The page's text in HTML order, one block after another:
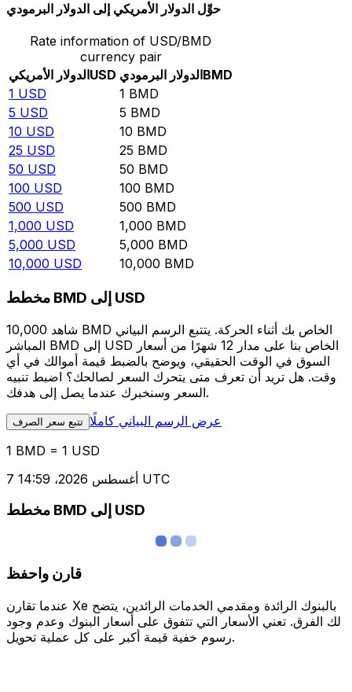
حوِّل الدولار الأمريكي إلى الدولار البرمودي
Rate information of USD/BMD
currency pair
الدولار الأمريكيUSD الدولار البرموديBMD
1 USD 1 BMD
5 USD 5 BMD
10 USD 10 BMD
25 USD 25 BMD
50 USD 50 BMD
100 USD 100 BMD
500 USD 500 BMD
1,000 USD 1,000 BMD
5,000 USD 5,000 BMD
10,000 USD 10,000 BMD
مخطط BMD إلى USD
شاهد 10,000 BMD الخاص بك أثناء الحركة. يتتبع الرسم البياني
المباشر BMD إلى USD الخاص بنا على مدار 12 شهرًا من أسعار
السوق في الوقت الحقيقي، ويوضح بالضبط قيمة أموالك في أي
وقت. هل تريد أن تعرف متى يتحرك السعر لصالحك؟ اضبط تنبيه
السعر وسنخبرك عندما يصل إلى هدفك.
تتبع سعر الصرف عرض الرسم البياني كاملًا
1 BMD = 1 USD
7 أغسطس 2026، 14:59 UTC
مخطط BMD إلى USD
قارن واحفظ
عندما تقارن Xe بالبنوك الرائدة ومقدمي الخدمات الرائدين، يتضح
لك الفرق. تعني الأسعار التي تتفوق على أسعار البنوك وعدم وجود
رسوم خفية قيمة أكبر على كل عملية تحويل.